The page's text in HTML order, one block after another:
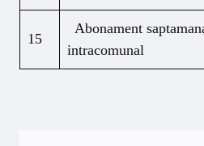
15
Abonament
intracomunal